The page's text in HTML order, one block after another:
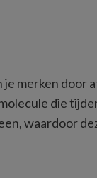
merken door
die
waardoor